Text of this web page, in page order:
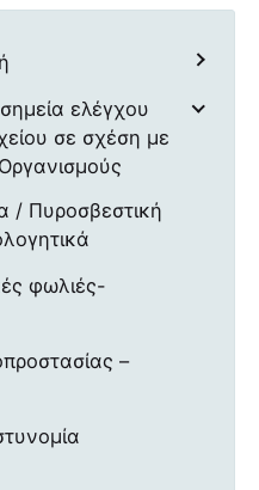
ελέγχου
σε σχέση με
/ Πυροσβεστική
φωλιές-
–